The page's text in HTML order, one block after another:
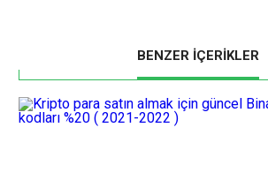
BENZER İÇERİKLER